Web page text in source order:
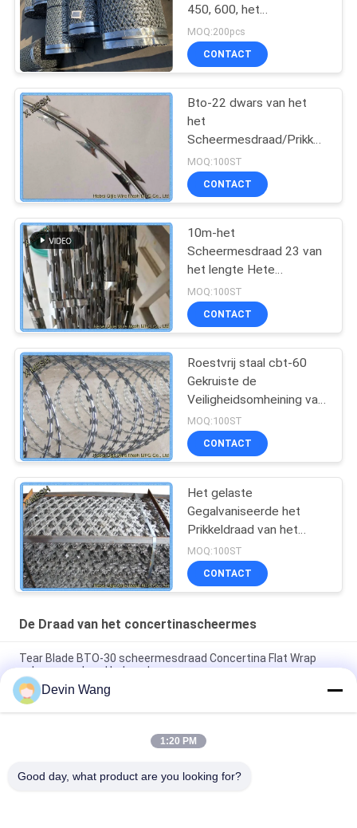
450, 600, het
Prikkeldraad van het
Concertinascheermes
MOQ:200pcs
CONTACT
Bto-22 dwars van het
het
Scheermesdraad/Prikkeldraad
van het Typeconcertina
Veiligheidsomheining
MOQ:100ST
CONTACT
10m-het
Scheermesdraad 23 van
het lengte Hete
Ondergedompelde
Gegalvaniseerde
Concertina Lijnen
MOQ:100ST
CONTACT
Roestvrij staal cbt-60
Gekruiste de
Veiligheidsomheining van
de Scheermesdraad met
Klemmen
MOQ:100ST
CONTACT
Het gelaste
Gegalvaniseerde het
Prikkeldraad van het
Concertinascheermes
Schermen met Lijnen
MOQ:100ST
CONTACT
De Draad van het concertinascheermes
Tear Blade BTO-30 scheermesdraad Concertina Flat Wrap
scheermesdraad hekwerk
PVC roestvrij staal Concertina Razor Barbed Wire Bto-16 18 22
60 Cbt-65 Zaandraad Prijs
PVC-gecoate beveiliging Razor Wire Mesh hek Concertina
Devin Wang
1:20 PM
Good day, what product are you looking for?